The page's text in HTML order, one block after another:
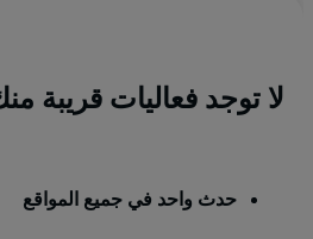
لا توجد فعاليات قريبة منك
حدث واحد في جميع المواقع